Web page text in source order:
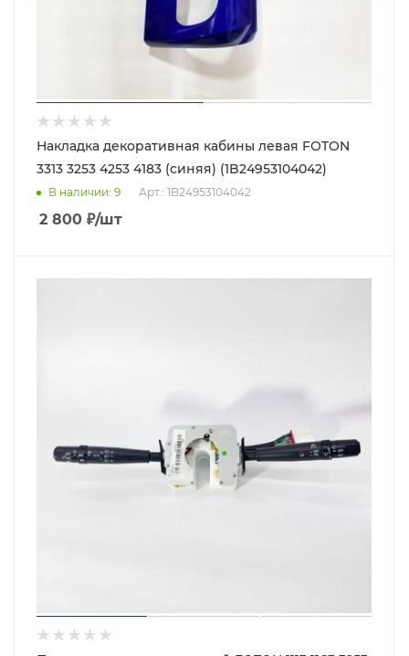
Накладка декоративная кабины левая FOTON
3313 3253 4253 4183 (синяя) (1B24953104042)
В наличии: 9 Арт.: 1B24953104042
2 800 ₽/шт